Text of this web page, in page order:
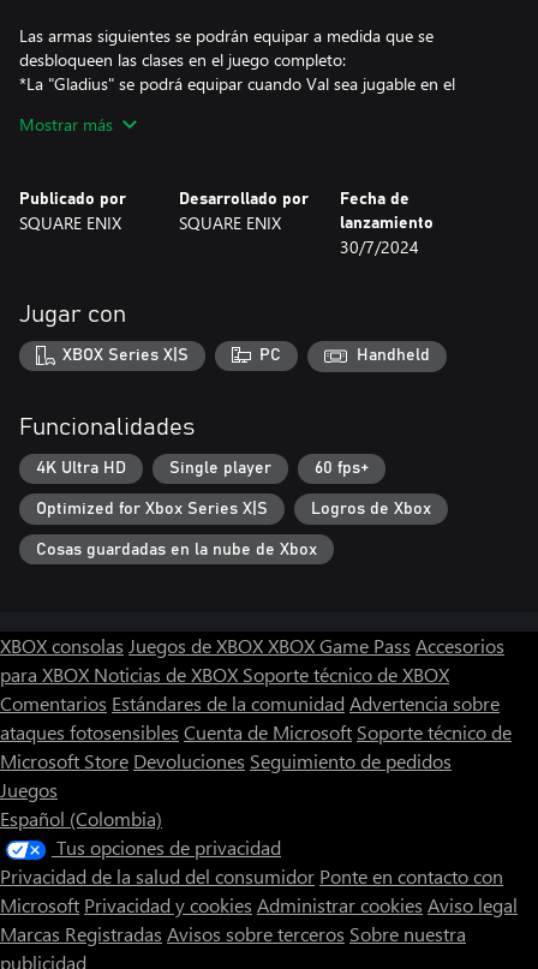
Las armas siguientes se podrán equipar a medida que se
desbloqueen las clases en el juego completo:
*La "Gladius" se podrá equipar cuando Val sea jugable en el
*La "Falx" se podrá equipar cuando sea posible cambiar a la clase
la clase de luna.
*Para obtener estos objetos, debes tener en el sistema los datos
más satisfactorio jugarla y el progreso no se conservará en el
juego completo.
*Cuando reclames estos objetos, asegúrate de tener la
Mostrar más
Publicado por
SQUARE ENIX
Desarrollado por
SQUARE ENIX
Fecha de
lanzamiento
30/7/2024
Jugar con
XBOX Series X|S PC Handheld
Funcionalidades
4K Ultra HD Single player 60 fps+
Optimized for Xbox Series X|S Logros de Xbox
Cosas guardadas en la nube de Xbox
XBOX consolas Juegos de XBOXXBOX Game Pass Accesorios
para XBOX Noticias de XBOX Soporte técnico de XBOX
Comentarios Estándares de la comunidad Advertencia sobre
ataques fotosensibles Cuenta de Microsoft Soporte técnico de
Microsoft Store Devoluciones Seguimiento de pedidos
Juegos
Español (Colombia)
Tus opciones de privacidad
Privacidad de la salud del consumidor Ponte en contacto con
Microsoft Privacidad y cookies Administrar cookies Aviso legal
Marcas Registradas Avisos sobre terceros Sobre nuestra
publicidad